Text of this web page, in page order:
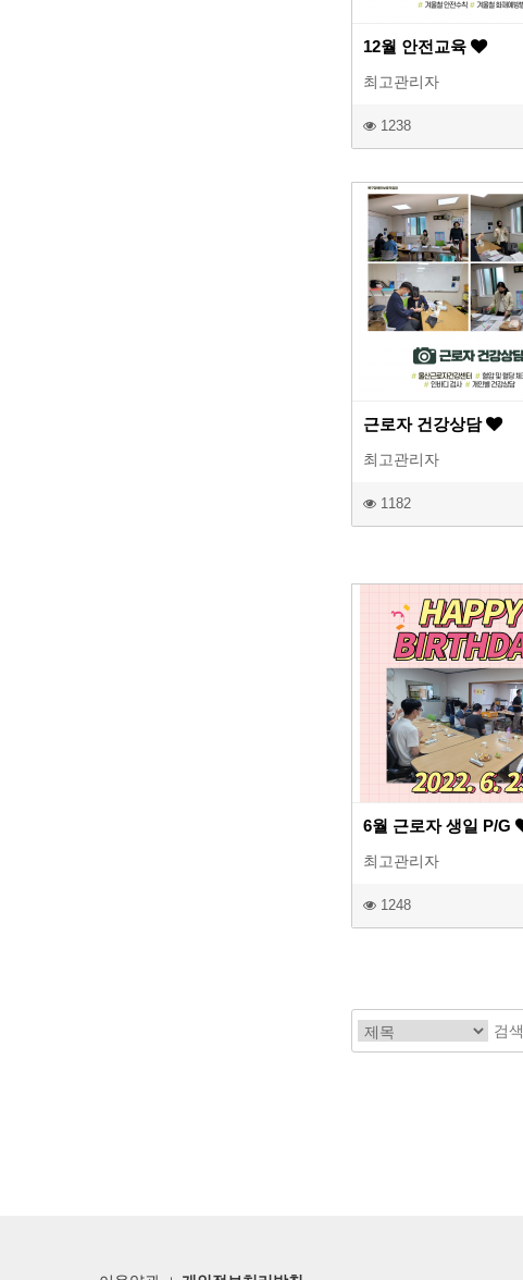
12월 안전교육
최고관리자
1238
근로자 건강상담
최고관리자
1182
6월 근로자 생일 P/G
최고관리자
1248